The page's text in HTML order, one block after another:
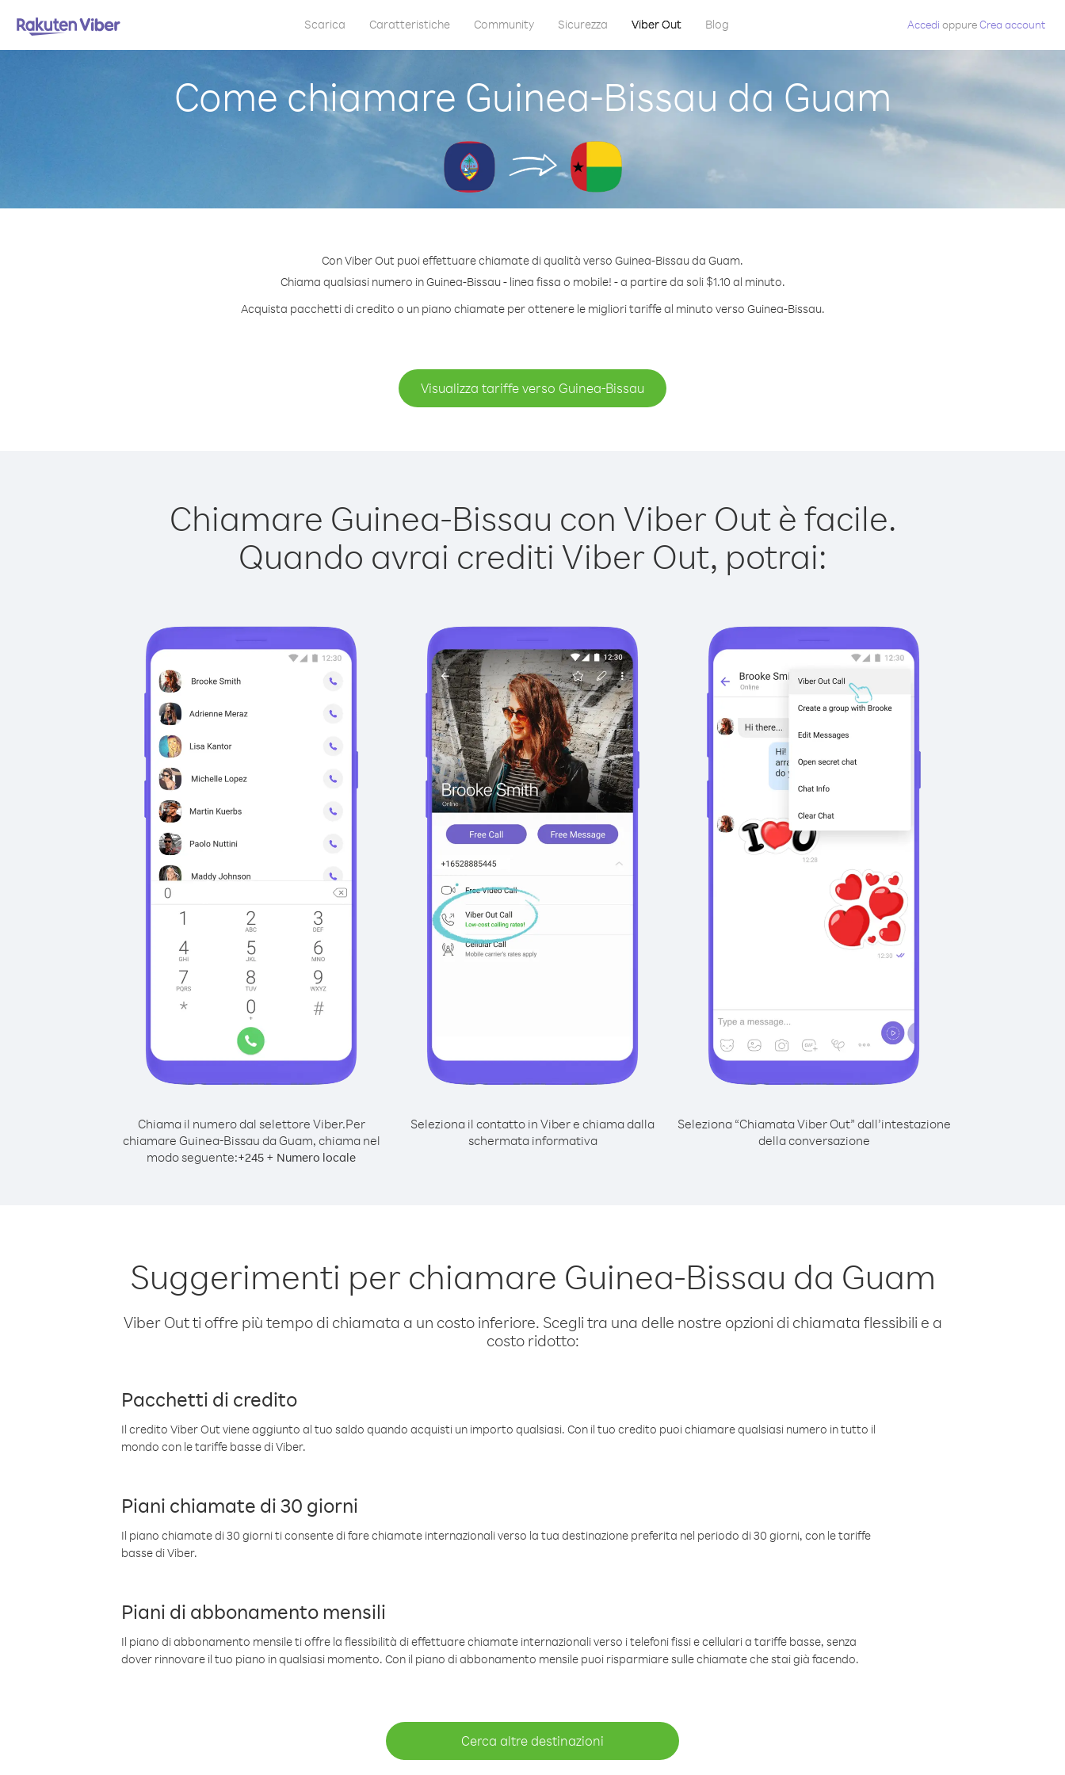
Scarica Caratteristiche Community Sicurezza Viber Out Blog Accedi oppureCrea account
Come chiamare Guinea-Bissau da Guam
Con Viber Out puoi effettuare chiamate di qualità verso Guinea-Bissau da Guam.
Chiama qualsiasi numero in Guinea-Bissau - linea fissa o mobile! - a partire da soli $1.10 al minuto.
Acquista pacchetti di credito o un piano chiamate per ottenere le migliori tariffe al minuto verso Guinea-Bissau.
Visualizza tariffe verso Guinea-Bissau
Chiamare Guinea-Bissau con Viber Out è facile.
Quando avrai crediti Viber Out, potrai:
Chiama il numero dal selettore Viber.Per
chiamare Guinea-Bissau da Guam, chiama nel
modo seguente:+245 + Numero locale
Seleziona il contatto in Viber e chiama dalla
schermata informativa
Seleziona “Chiamata Viber Out” dall’intestazione
della conversazione
Suggerimenti per chiamare Guinea-Bissau da Guam
Viber Out ti offre più tempo di chiamata a un costo inferiore. Scegli tra una delle nostre opzioni di chiamata flessibili e a
costo ridotto:
Pacchetti di credito
Il credito Viber Out viene aggiunto al tuo saldo quando acquisti un importo qualsiasi. Con il tuo credito puoi chiamare qualsiasi numero in tutto il
mondo con le tariffe basse di Viber.
Piani chiamate di 30 giorni
Il piano chiamate di 30 giorni ti consente di fare chiamate internazionali verso la tua destinazione preferita nel periodo di 30 giorni, con le tariffe
basse di Viber.
Piani di abbonamento mensili
Il piano di abbonamento mensile ti offre la flessibilità di effettuare chiamate internazionali verso i telefoni fissi e cellulari a tariffe basse, senza
dover rinnovare il tuo piano in qualsiasi momento. Con il piano di abbonamento mensile puoi risparmiare sulle chiamate che stai già facendo.
Cerca altre destinazioni